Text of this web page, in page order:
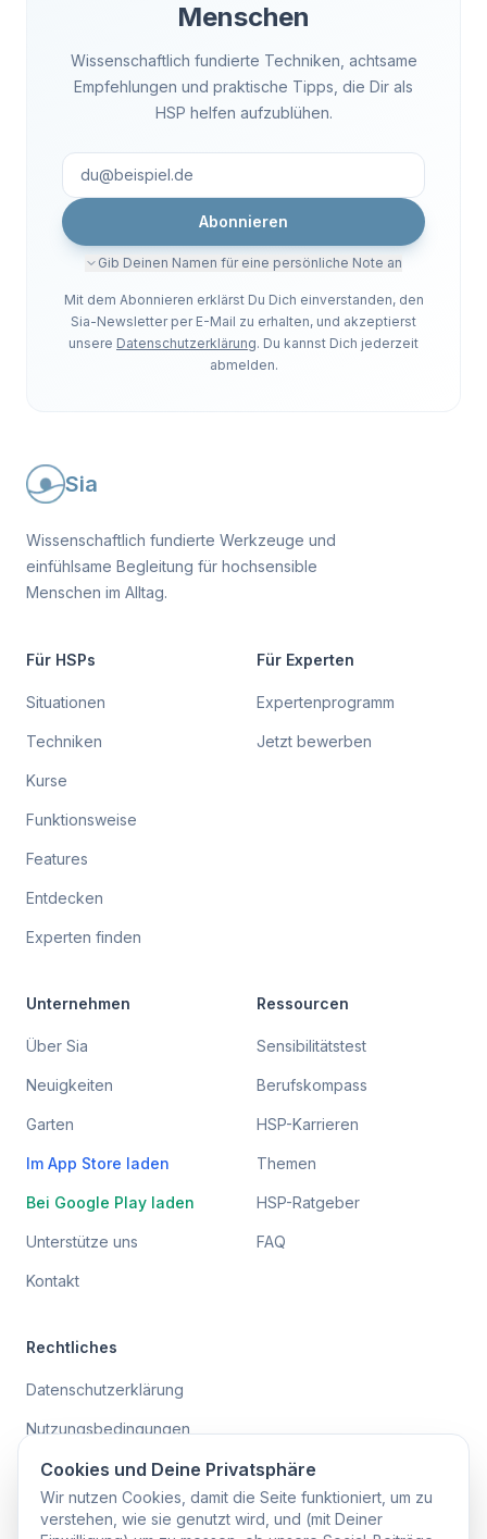
Menschen
Wissenschaftlich fundierte Techniken, achtsame
Empfehlungen und praktische Tipps, die Dir als
HSP helfen aufzublühen.
Abonnieren
Gib Deinen Namen für eine persönliche Note an
Mit dem Abonnieren erklärst Du Dich einverstanden, den
Sia-Newsletter per E-Mail zu erhalten, und akzeptierst
unsere Datenschutzerklärung. Du kannst Dich jederzeit
abmelden.
Sia
Wissenschaftlich fundierte Werkzeuge und
einfühlsame Begleitung für hochsensible
Menschen im Alltag.
Für HSPs
Situationen
Techniken
Kurse
Funktionsweise
Features
Entdecken
Experten finden
Für Experten
Expertenprogramm
Jetzt bewerben
Unternehmen
Über Sia
Neuigkeiten
Garten
Im App Store laden
Bei Google Play laden
Unterstütze uns
Kontakt
Ressourcen
Sensibilitätstest
Berufskompass
HSP-Karrieren
Themen
HSP-Ratgeber
FAQ
Rechtliches
Datenschutzerklärung
Nutzungsbedingungen
Barrierefreiheit
Beta-Bedingungen
Cookies und Deine Privatsphäre
Wir nutzen Cookies, damit die Seite funktioniert, um zu
verstehen, wie sie genutzt wird, und (mit Deiner